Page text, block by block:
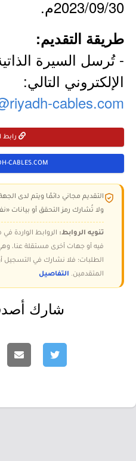
2023/09/30م.
طريقة التقديم:
- تُرسل السيرة
الإلكتروني التالي:
cables.com
رابط
CABLES.COM
التقديم مجاني دائمًا ويتم لدى
ولا تُشارك رمز التحقق أو بيانات
تنويه الروابط: الروابط الواردة
فيه أو جهات أخرى مستقلة عنا،
الطلبات؛ فلا نشارك في التسجيل
المتقدمين. التفاصيل
شارك